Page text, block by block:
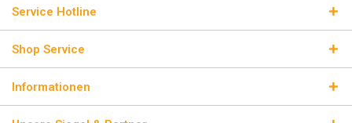
BLITZVERSAND
LIZENZSCHLÜSSEL
Service Hotline
Shop Service
Informationen